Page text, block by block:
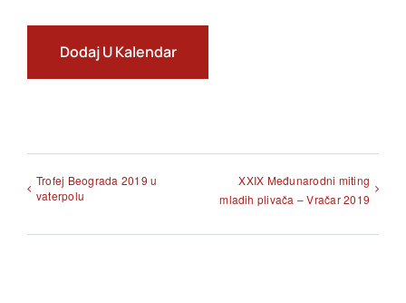
Dodaj U Kalendar
Trofej Beograda 2019 u
vaterpolu
XXIX Međunarodni miting
mladih plivača – Vračar 2019